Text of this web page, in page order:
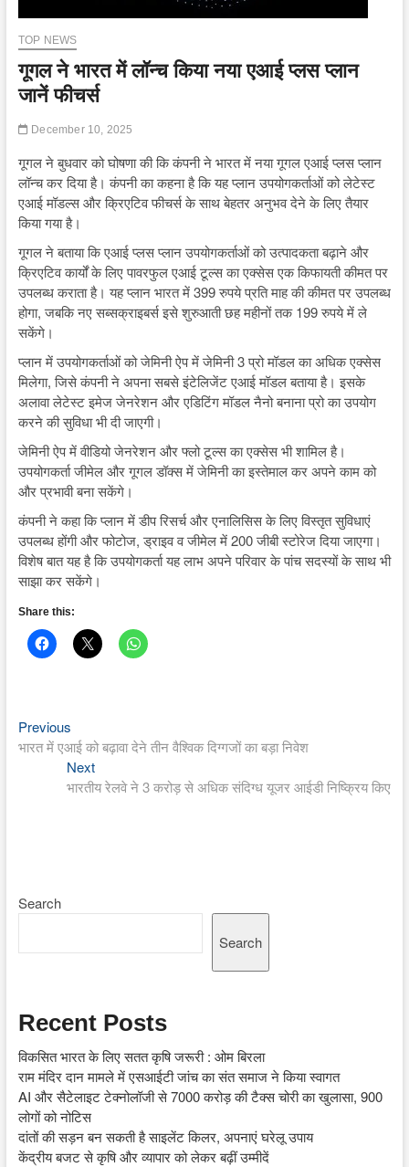
TOP NEWS
गूगल ने भारत में लॉन्च किया नया एआई प्लस प्लान
जानें फीचर्स
December 10, 2025
गूगल ने बुधवार को घोषणा की कि कंपनी ने भारत में नया गूगल एआई प्लस प्लान
लॉन्च कर दिया है। कंपनी का कहना है कि यह प्लान उपयोगकर्ताओं को लेटेस्ट
एआई मॉडल्स और क्रिएटिव फीचर्स के साथ बेहतर अनुभव देने के लिए तैयार
किया गया है।
गूगल ने बताया कि एआई प्लस प्लान उपयोगकर्ताओं को उत्पादकता बढ़ाने और
क्रिएटिव कार्यों के लिए पावरफुल एआई टूल्स का एक्सेस एक किफायती कीमत पर
उपलब्ध कराता है। यह प्लान भारत में 399 रुपये प्रति माह की कीमत पर उपलब्ध
होगा, जबकि नए सब्सक्राइबर्स इसे शुरुआती छह महीनों तक 199 रुपये में ले
सकेंगे।
प्लान में उपयोगकर्ताओं को जेमिनी ऐप में जेमिनी 3 प्रो मॉडल का अधिक एक्सेस
मिलेगा, जिसे कंपनी ने अपना सबसे इंटेलिजेंट एआई मॉडल बताया है। इसके
अलावा लेटेस्ट इमेज जेनरेशन और एडिटिंग मॉडल नैनो बनाना प्रो का उपयोग
करने की सुविधा भी दी जाएगी।
जेमिनी ऐप में वीडियो जेनरेशन और फ्लो टूल्स का एक्सेस भी शामिल है।
उपयोगकर्ता जीमेल और गूगल डॉक्स में जेमिनी का इस्तेमाल कर अपने काम को
और प्रभावी बना सकेंगे।
कंपनी ने कहा कि प्लान में डीप रिसर्च और एनालिसिस के लिए विस्तृत सुविधाएं
उपलब्ध होंगी और फोटोज, ड्राइव व जीमेल में 200 जीबी स्टोरेज दिया जाएगा।
विशेष बात यह है कि उपयोगकर्ता यह लाभ अपने परिवार के पांच सदस्यों के साथ भी
साझा कर सकेंगे।
Share this:
Post
navigation
PreviousPrevious
post:
भारत में एआई को बढ़ावा देने तीन वैश्विक दिग्गजों का बड़ा निवेश
NextNext
post:
भारतीय रेलवे ने 3 करोड़ से अधिक संदिग्ध यूजर आईडी निष्क्रिय किए
Search
Search
Recent Posts
विकसित भारत के लिए सतत कृषि जरूरी : ओम बिरला
राम मंदिर दान मामले में एसआईटी जांच का संत समाज ने किया स्वागत
AI और सैटेलाइट टेक्नोलॉजी से 7000 करोड़ की टैक्स चोरी का खुलासा, 900
लोगों को नोटिस
दांतों की सड़न बन सकती है साइलेंट किलर, अपनाएं घरेलू उपाय
केंद्रीय बजट से कृषि और व्यापार को लेकर बढ़ीं उम्मीदें